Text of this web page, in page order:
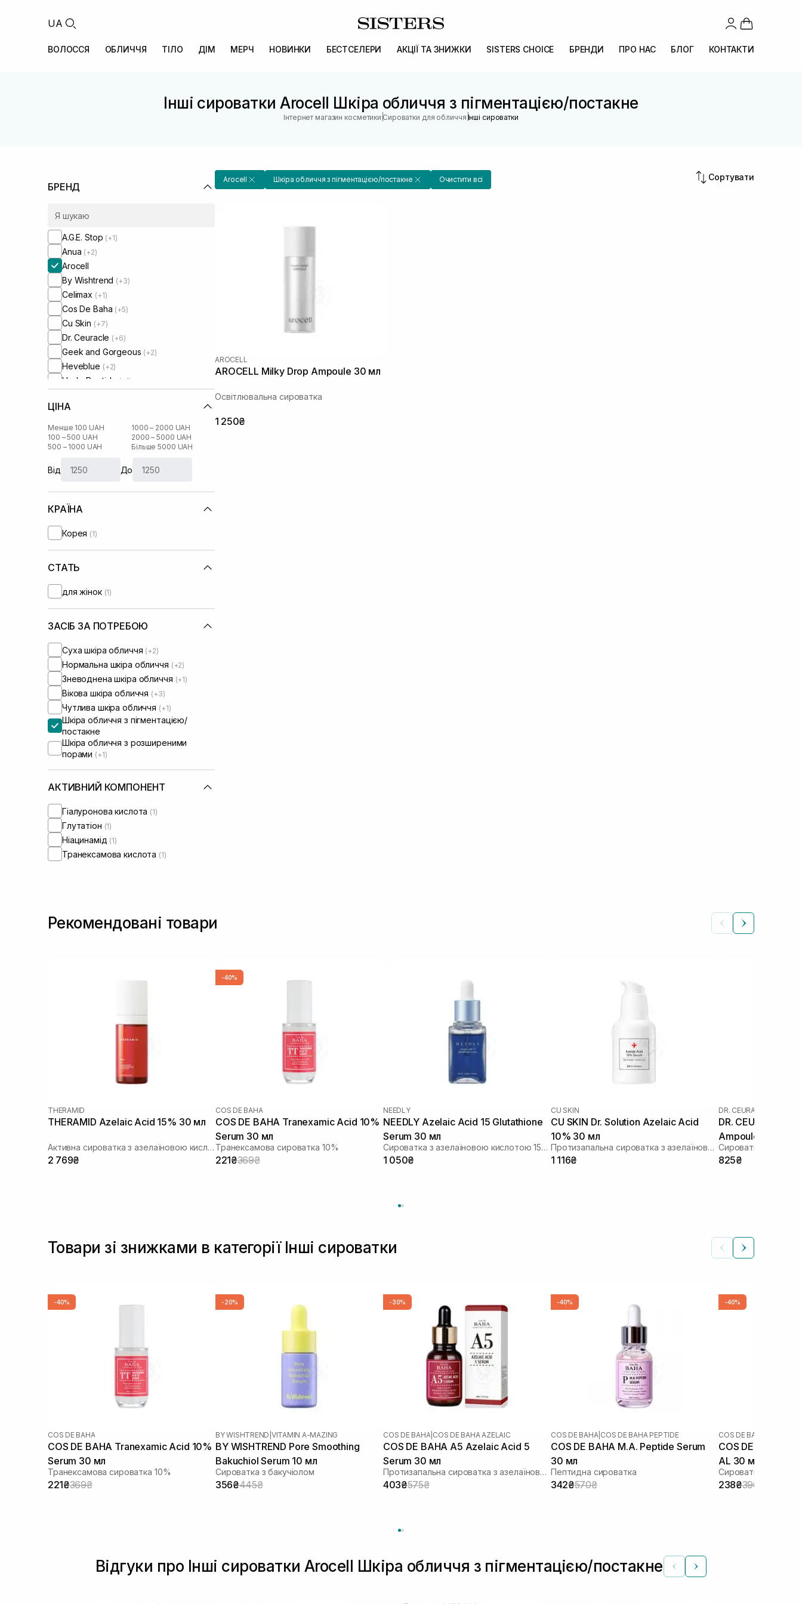
UA
ВОЛОССЯ ОБЛИЧЧЯ ТІЛО ДІМ МЕРЧ НОВИНКИ БЕСТСЕЛЕРИ АКЦІЇ ТА ЗНИЖКИ SISTERS CHOICE БРЕНДИ ПРО НАС БЛОГ КОНТАКТИ
Інші сироватки Arocell Шкіра обличчя з пігментацією/постакне
Інтернет магазин косметики |Сироватки для обличчя |Інші сироватки
БРЕНД
A.G.E. Stop (+1)
Anua (+2)
Arocell
By Wishtrend (+3)
Celimax (+1)
Cos De Baha (+5)
Cu Skin (+7)
Dr. Ceuracle (+6)
Geek and Gorgeous (+2)
Heveblue (+2)
HydroPeptide (+1)
IS Clinical
Lalarecipe
Manyo Factory (+4)
Medicube
Medik8
Needly
Purito
Real Barrier
Sachi Skin(+1)
Skin1004
Transparent-Lab
Usolab(+2)
VT Cosmetics(+2)
ЦІНА
Менше 100 UAH
100 – 500 UAH
500 – 1000 UAH
1000 – 2000 UAH
2000 – 5000 UAH
Більше 5000 UAH
Від До
КРАЇНА
Корея (1)
СТАТЬ
для жінок (1)
ЗАСІБ ЗА ПОТРЕБОЮ
Суха шкіра обличчя (+2)
Нормальна шкіра обличчя (+2)
Зневоднена шкіра обличчя (+1)
Вікова шкіра обличчя (+3)
Чутлива шкіра обличчя (+1)
Шкіра обличчя з пігментацією/
постакне
Шкіра обличчя з розширеними
порами (+1)
АКТИВНИЙ КОМПОНЕНТ
Гіалуронова кислота (1)
Глутатіон (1)
Ніацинамід (1)
Транексамова кислота (1)
Arocell Шкіра обличчя з пігментацією/постакне Очистити всі Сортувати
AROCELL
AROCELL Milky Drop Ampoule 30 мл
Освітлювальна сироватка
1 250₴
Рекомендовані товари
THERAMID
THERAMID Azelaic Acid 15% 30 мл
Активна сироватка з азелаїновою кислотою
2 769₴
-40%
COS DE BAHA
COS DE BAHA Tranexamic Acid 10%
Serum 30 мл
Транексамова сироватка 10%
221₴369₴
NEEDLY
NEEDLY Azelaic Acid 15 Glutathione
Serum 30 мл
Сироватка з азелаїновою кислотою 15% та глутатіоном
1 050₴
CU SKIN
CU SKIN Dr. Solution Azelaic Acid
10% 30 мл
Протизапальна сироватка з азелаїновою кислотою
1 116₴
DR. CEURACLE
DR. CEURACLE
Ampoule 30 мл
825₴
Товари зі знижками в категорії Інші сироватки
-40%
COS DE BAHA
COS DE BAHA Tranexamic Acid 10%
Serum 30 мл
Транексамова сироватка 10%
221₴369₴
-20%
BY WISHTREND VITAMIN A-MAZING
BY WISHTREND Pore Smoothing
Bakuchiol Serum 10 мл
Сироватка з бакучіолом
356₴445₴
-30%
COS DE BAHA COS DE BAHA AZELAIC
COS DE BAHA A5 Azelaic Acid 5
Serum 30 мл
Протизапальна сироватка з азелаїновою кислотою
403₴575₴
-40%
COS DE BAHA COS DE BAHA PEPTIDE
COS DE BAHA M.A. Peptide Serum
30 мл
Пептидна сироватка
342₴570₴
-40%
COS DE BAHA
COS DE BAHA A-Arbutin 5% Licorice
AL 30 мл
238₴396₴
Відгуки про Інші сироватки Arocell Шкіра обличчя з пігментацією/постакне